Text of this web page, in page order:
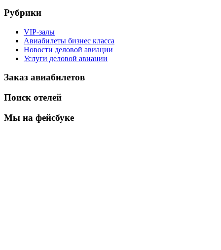
Рубрики
VIP-залы
Авиабилеты бизнес класса
Новости деловой авиации
Услуги деловой авиации
Заказ авиабилетов
Поиск отелей
Мы на фейсбуке